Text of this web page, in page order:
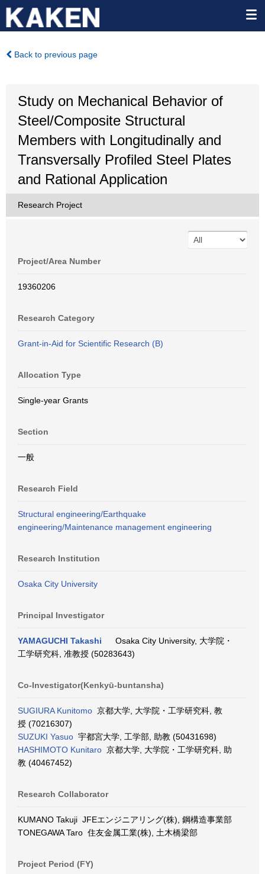
Back to previous page
Study on Mechanical Behavior of
Steel/Composite Structural
Members with Longitudinally and
Transversally Profiled Steel Plates
and Rational Application
Research Project
Project/Area Number
19360206
Research Category
Grant-in-Aid for Scientific Research (B)
Allocation Type
Single-year Grants
Section
一般
Research Field
Structural engineering/Earthquake
engineering/Maintenance management engineering
Research Institution
Osaka City University
Principal Investigator
YAMAGUCHI Takashi
Osaka City University, 大学院・
工学研究科, 准教授 (50283643)
Co-Investigator(Kenkyū-buntansha)
SUGIURA Kunitomo 京都大学, 大学院・工学研究科, 教
授 (70216307)
SUZUKI Yasuo 宇都宮大学, 工学部, 助教 (50431698)
HASHIMOTO Kunitaro 京都大学, 大学院・工学研究科, 助
教 (40467452)
Research Collaborator
KUMANO Takuji JFEエンジニアリング(株), 鋼構造事業部
TONEGAWA Taro 住友金属工業(株), 土木橋梁部
Project Period (FY)